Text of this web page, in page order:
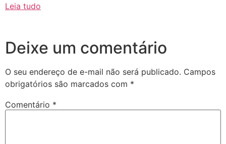
Leia tudo
Deixe um comentário
O seu endereço de e-mail não será publicado. Campos
obrigatórios são marcados com *
Comentário *